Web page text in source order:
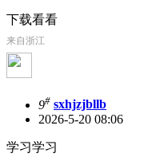
下载看看
来自浙江
9# sxhjzjbllb
2026-5-20 08:06
学习学习